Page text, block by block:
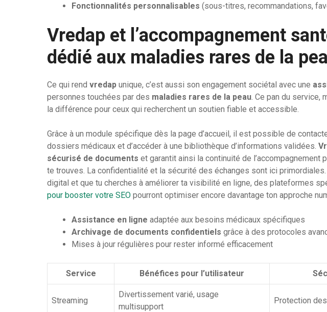
Fonctionnalités personnalisables (sous-titres, recommandations,
Vredap et l’accompagnement
dédié aux maladies rares de la
Ce qui rend vredap unique, c’est aussi son engagement sociétal avec une
personnes touchées par des maladies rares de la peau . Ce pan du service,
la différence pour ceux qui recherchent un soutien fiable et accessible.
Grâce à un module spécifique dès la page d’accueil, il est possible de
dossiers médicaux et d’accéder à une bibliothèque d’informations validées.
sécurisé de documents et garantit ainsi la continuité de l’accompagnement
te trouves. La confidentialité et la sécurité des échanges sont ici
digital et que tu cherches à améliorer ta visibilité en ligne, des plateformes
pour booster votre SEO pourront optimiser encore davantage ton approche
Assistance en ligne adaptée aux besoins médicaux spécifiques
Archivage de documents confidentiels grâce à des protocoles
Mises à jour régulières pour rester informé efficacement
Service Bénéfices pour l’utilisateur
Streaming
Divertissement varié, usage
multisupport
Protection